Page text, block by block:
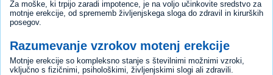
Za moške, ki trpijo zaradi impotence, je na voljo učinkovite sredstvo za
motnje erekcije, od sprememb življenjskega sloga do zdravil in kirurških
posegov.
Razumevanje vzrokov motenj erekcije
Motnje erekcije so kompleksno stanje s številnimi možnimi vzroki,
vključno s fizičnimi, psihološkimi, življenjskimi slogi ali zdravili.